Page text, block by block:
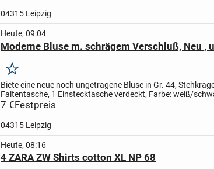
04315 Leipzig
Heute, 09:04
Moderne Bluse m. schrägem Verschluß, Neu ,
Merken
Biete eine neue noch ungetragene Bluse in Gr. 44,
Faltentasche, 1 Einstecktasche verdeckt, Farbe: weiß/
weißen Schultersattel,
7 €Festpreis
04315 Leipzig
Heute, 08:16
4 ZARA ZW Shirts cotton XL NP 68